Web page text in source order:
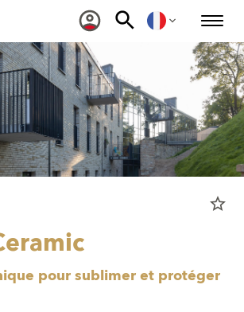
star_border
pour sublimer et protéger